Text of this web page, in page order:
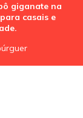
giganate na
casais e